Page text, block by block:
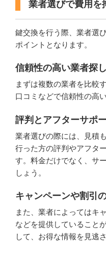
業者選びで費用を
鍵交換を行う際、業者選
ポイントとなります。
信頼性の高い業者探し
まずは複数の業者を比較
口コミなどで信頼性の高
評判とアフターサポ
業者選びの際には、見積
行った方の評判やアフタ
す。料金だけでなく、サ
しょう。
キャンペーンや割引
また、業者によってはキ
などを提供していること
して、お得な情報を見逃